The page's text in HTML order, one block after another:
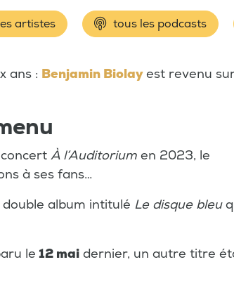
artistes tous les podcasts
ans : Benjamin Biolayest revenu
À l’Auditorium en 2023, le
à ses fans…
album intitulé Le disque bleu
le 12 mai dernier, un autre titre